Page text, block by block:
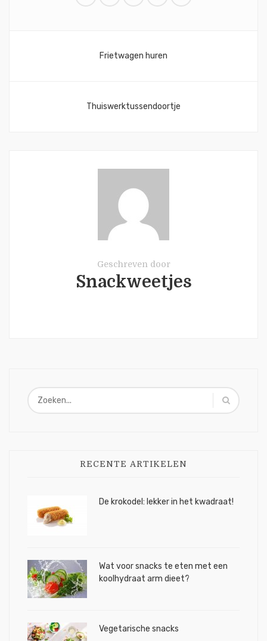
Frietwagen huren
Thuiswerktussendoortje
Geschreven door
Snackweetjes
RECENTE ARTIKELEN
De krokodel: lekker in het kwadraat!
Wat voor snacks te eten met een
koolhydraat arm dieet?
Vegetarische snacks